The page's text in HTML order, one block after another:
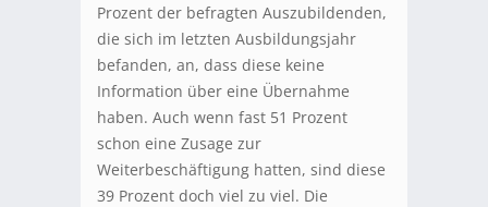
Prozent der befragten Auszubildenden,
die sich im letzten Ausbildungsjahr
befanden, an, dass diese keine
Information über eine Übernahme
haben. Auch wenn fast 51 Prozent
schon eine Zusage zur
Weiterbeschäftigung hatten, sind diese
39 Prozent doch viel zu viel. Die